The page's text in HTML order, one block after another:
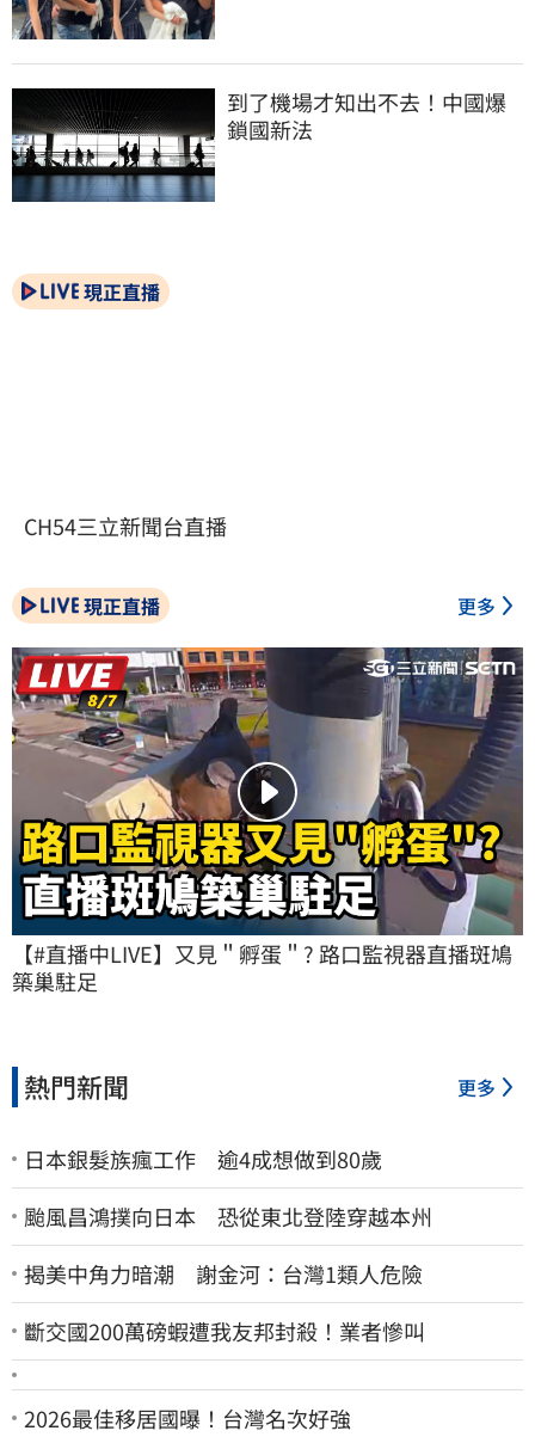
到了機場才知出不去！中國爆
鎖國新法
現正直播
CH54三立新聞台直播
現正直播 更多
【#直播中LIVE】又見＂孵蛋＂? 路口監視器直播斑鳩
築巢駐足
熱門新聞 更多
日本銀髮族瘋工作 逾4成想做到80歲
颱風昌鴻撲向日本 恐從東北登陸穿越本州
揭美中角力暗潮 謝金河：台灣1類人危險
斷交國200萬磅蝦遭我友邦封殺！業者慘叫
2026最佳移居國曝！台灣名次好強